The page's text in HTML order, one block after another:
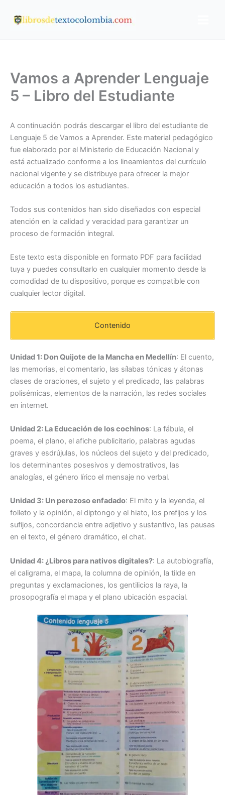
Vamos a Aprender Lenguaje
5 – Libro del Estudiante
A continuación podrás descargar el libro del estudiante de
Lenguaje 5 de Vamos a Aprender. Este material pedagógico
fue elaborado por el Ministerio de Educación Nacional y
está actualizado conforme a los lineamientos del currículo
nacional vigente y se distribuye para ofrecer la mejor
educación a todos los estudiantes.
Todos sus contenidos han sido diseñados con especial
atención en la calidad y veracidad para garantizar un
proceso de formación integral.
Este texto esta disponible en formato PDF para facilidad
tuya y puedes consultarlo en cualquier momento desde la
comodidad de tu dispositivo, porque es compatible con
cualquier lector digital.
Contenido
Unidad 1: Don Quijote de la Mancha en Medellín: El cuento,
las memorias, el comentario, las sílabas tónicas y átonas
clases de oraciones, el sujeto y el predicado, las palabras
polisémicas, elementos de la narración, las redes sociales
en internet.
Unidad 2: La Educación de los cochinos: La fábula, el
poema, el plano, el afiche publicitario, palabras agudas
graves y esdrújulas, los núcleos del sujeto y del predicado,
los determinantes posesivos y demostrativos, las
analogías, el género lírico el mensaje no verbal.
Unidad 3: Un perezoso enfadado: El mito y la leyenda, el
folleto y la opinión, el diptongo y el hiato, los prefijos y los
sufijos, concordancia entre adjetivo y sustantivo, las pausas
en el texto, el género dramático, el chat.
Unidad 4: ¿Libros para nativos digitales?: La autobiografía,
el caligrama, el mapa, la columna de opinión, la tilde en
preguntas y exclamaciones, los gentilicios la raya, la
prosopografía el mapa y el plano ubicación espacial.